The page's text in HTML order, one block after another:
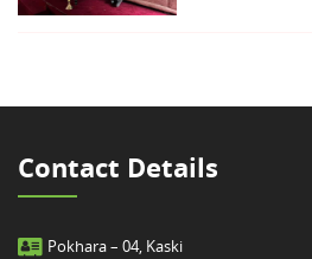
Contact Details
Pokhara – 04, Kaski